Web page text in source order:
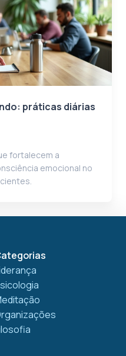
práticas diárias
fortalecem a
emocional no